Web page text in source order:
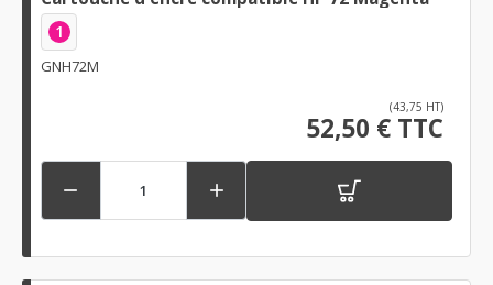
1
GNH72M
(43,75 HT)
52,50 € TTC
 